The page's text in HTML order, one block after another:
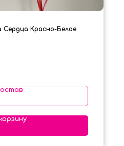
Красно-Белое